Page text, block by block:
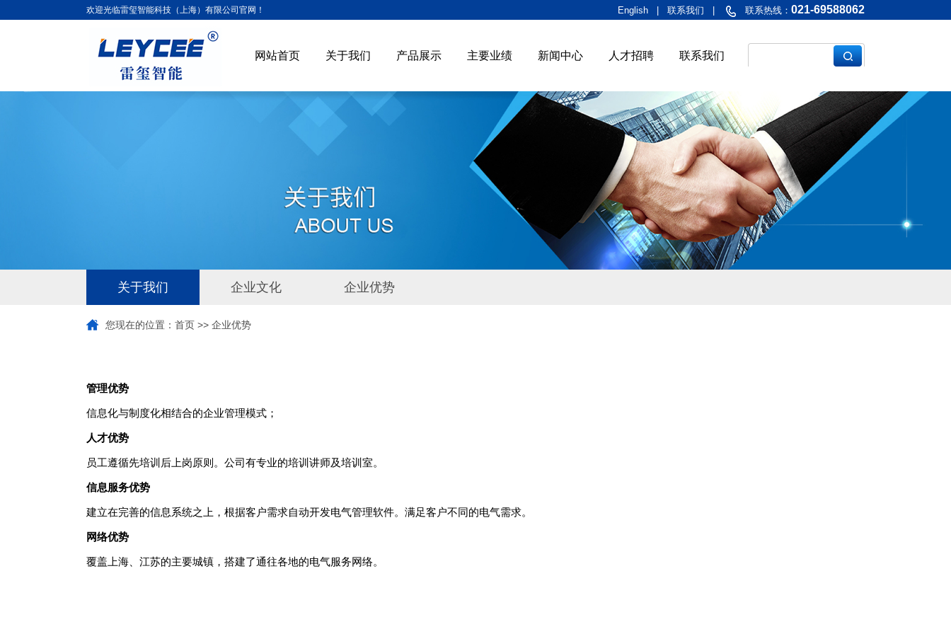
欢迎光临雷玺智能科技（上海）有限公司官网！ English 联系我们 联系热线： 021-69588062
网站首页 关于我们 产品展示 主要业绩 新闻中心 人才招聘 联系我们
关于我们 企业文化 企业优势
您现在的位置： 首页 >> 企业优势
管理优势
信息化与制度化相结合的企业管理模式；
人才优势
员工遵循先培训后上岗原则。公司有专业的培训讲师及培训室。
信息服务优势
建立在完善的信息系统之上，根据客户需求自动开发电气管理软件。满足客户不同的电气需求。
网络优势
覆盖上海、江苏的主要城镇，搭建了通往各地的电气服务网络。